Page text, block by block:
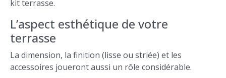
kit terrasse.
L’aspect esthétique de votre
terrasse
La dimension, la finition (lisse ou striée) et les
accessoires joueront aussi un rôle considérable.